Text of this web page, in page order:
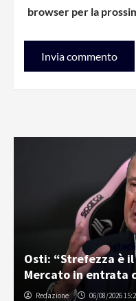
browser per la
Osti: “Strefezza è
Mercato in entrata
Redazione 06/08/2026